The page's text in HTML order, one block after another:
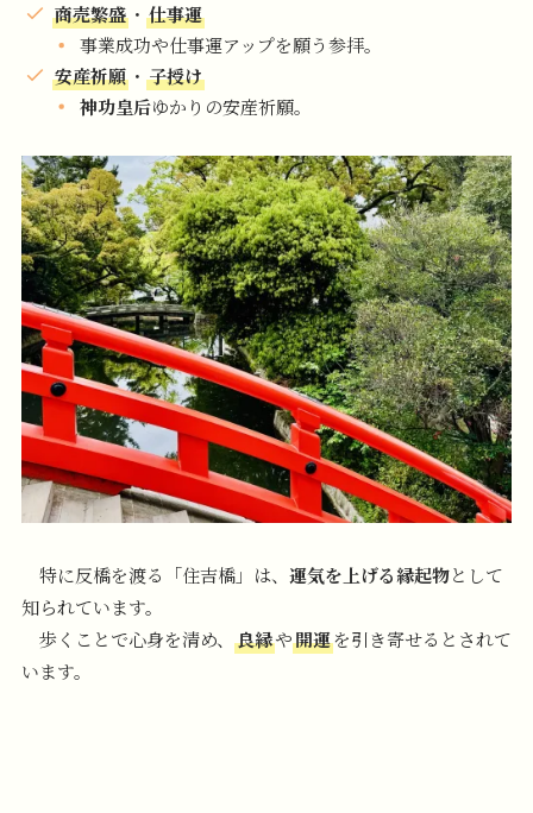
商売繁盛 ・仕事運
事業成功や仕事運アップを願う参拝。
安産祈願 ・子授け
神功皇后ゆかりの安産祈願。
特に反橋を渡る「住吉橋」は、 運気を上げる縁起物として
知られています。
歩くことで心身を清め、 良縁や開運を引き寄せるとされて
います。